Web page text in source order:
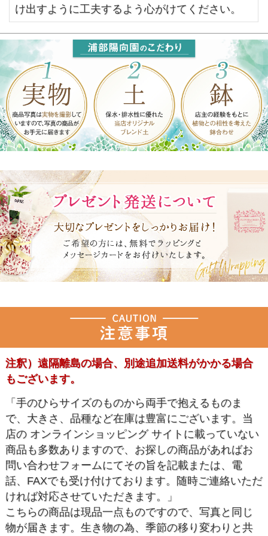
け出すように工夫するよう心がけてください。
注釈）遠隔離島の場合、別途追加送料がかかる場合
もございます。
「手のひらサイズのものから両手で抱えるものま
で、大きさ、品種など在庫は豊富にございます。当
店の オンラインショッピング サイトに載っていない
商品も多数ありますので、お探しの商品があればお
問い合わせフォームにてその旨を記載または、電
話、FAXでも受け付けております。随時ご連絡いただ
ければ対応させていただきます。」
こちらの商品は現品一点ものですので、写真と同じ
物が届きます。生き物の為、季節の移り変わりと共